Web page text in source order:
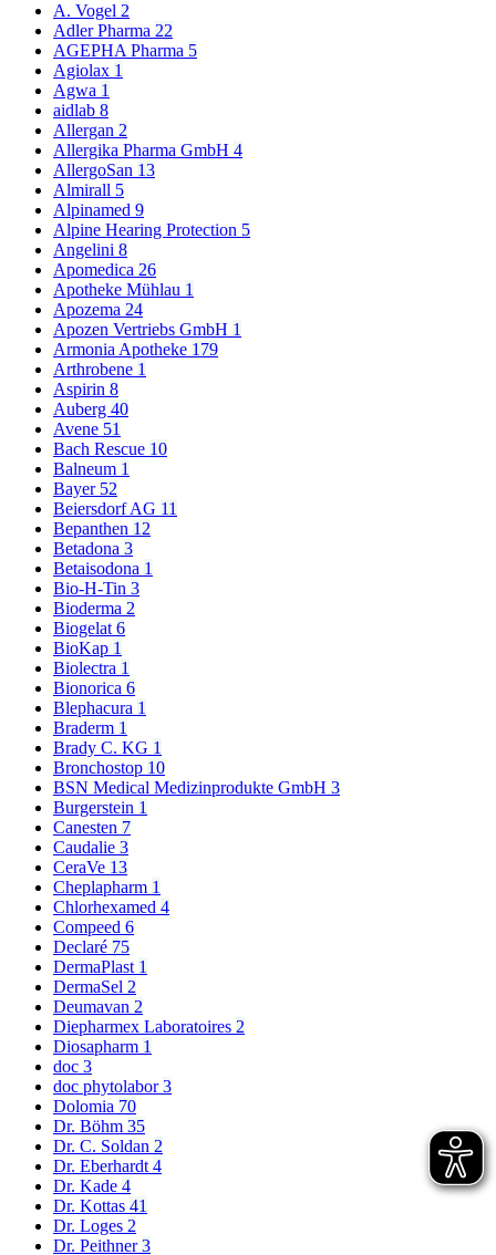
A. Vogel 2
Adler Pharma 22
AGEPHA Pharma 5
Agiolax 1
Agwa 1
aidlab 8
Allergan 2
Allergika Pharma GmbH 4
AllergoSan 13
Almirall 5
Alpinamed 9
Alpine Hearing Protection 5
Angelini 8
Apomedica 26
Apotheke Mühlau 1
Apozema 24
Apozen Vertriebs GmbH 1
Armonia Apotheke 179
Arthrobene 1
Aspirin 8
Auberg 40
Avene 51
Bach Rescue 10
Balneum 1
Bayer 52
Beiersdorf AG 11
Bepanthen 12
Betadona 3
Betaisodona 1
Bio-H-Tin 3
Bioderma 2
Biogelat 6
BioKap 1
Biolectra 1
Bionorica 6
Blephacura 1
Braderm 1
Brady C. KG 1
Bronchostop 10
BSN Medical Medizinprodukte GmbH 3
Burgerstein 1
Canesten 7
Caudalie 3
CeraVe 13
Cheplapharm 1
Chlorhexamed 4
Compeed 6
Declaré 75
DermaPlast 1
DermaSel 2
Deumavan 2
Diepharmex Laboratoires 2
Diosapharm 1
doc 3
doc phytolabor3
Dolomia 70
Dr. Böhm 35
Dr. C. Soldan 2
Dr. Eberhardt 4
Dr. Kade 4
Dr. Kottas 41
Dr. Loges 2
Dr. Peithner3